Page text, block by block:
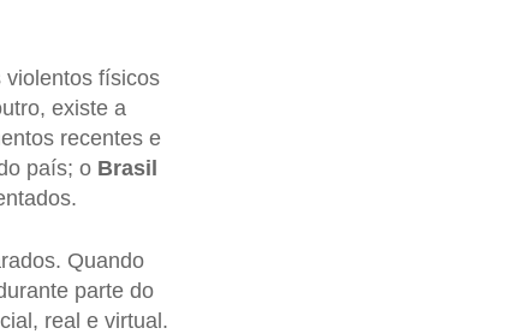
físicos
existe a
recentes e
país; o Brasil
Quando
parte do
real e virtual.